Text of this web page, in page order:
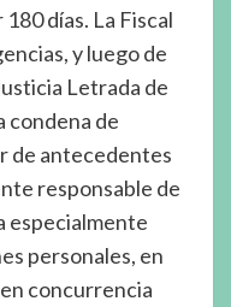
días. La Fiscal
y luego de
Letrada de
condena de
de antecedentes
responsable de
especialmente
personales, en
concurrencia